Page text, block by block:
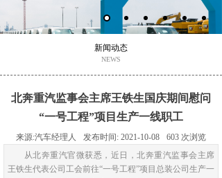
新闻动态
NEWS
北奔重汽监事会主席王铁生国庆期间慰问
“一号工程”项目生产一线职工
来源:汽车经理人 发布时间: 2021-10-08 603 次浏览
从北奔重汽官微获悉，近日，北奔重汽监事会主席
王铁生代表公司工会前往“一号工程”项目总装公司生产一